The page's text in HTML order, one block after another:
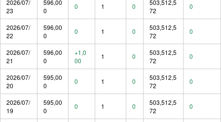
2026/07/
23
596,00
0
0 1 0
503,512,5
72
0
2026/07/
22
596,00
0
0 1 0
503,512,5
72
0
2026/07/
21
596,00
0
+1,0
00
1 0
503,512,5
72
0
2026/07/
20
595,00
0
0 1 0
503,512,5
72
0
2026/07/
19
595,00
0
0 1 0
503,512,5
72
0